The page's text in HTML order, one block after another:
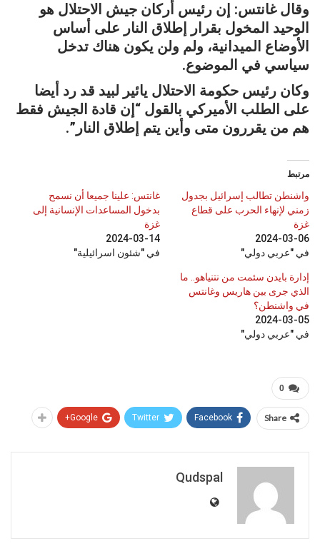
وقال غانتس: إن رئيس أركان جيش الاحتلال هو
الوحيد المخول بقرار إطلاق النار على أساس
الأوضاع الميدانية، ولم ولن يكون هناك تدخل
سياسي في الموضوع.
وكان رئيس حكومة الاحتلال يائير لبيد قد رد أيضا
على الطلب الأميركي بالقول “إن قادة الجيش فقط
هم من يقررون متى وأين يتم إطلاق النار”.
مرتبط
واشنطن تطالب إسرائيل بجدول
زمني لإنهاء الحرب على قطاع
غزة
2024-03-06
في "عربي دولي"
غانتس: علينا جميعا أن نسمح
بدخول المساعدات الإنسانية إلى
غزة
2024-03-14
في "شئون اسرائيلية"
إدارة بايدن سئمت من نتنياهو.. ما
الذي جرى بين هاريس وغانتس
في واشنطن؟
2024-03-05
في "عربي دولي"
0
Share
Facebook
Twitter
Google+
Qudspal